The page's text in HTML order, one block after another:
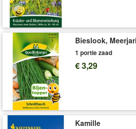
'Peterselie Karnaval'
Bieslook,
1 portie zaad
€ 3,29
Kamille